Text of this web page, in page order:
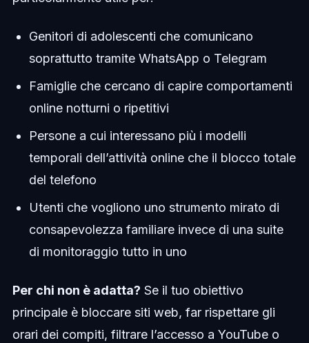
Genitori di adolescenti che comunicano
soprattutto tramite WhatsApp o Telegram
Famiglie che cercano di capire comportamenti
online notturni o ripetitivi
Persone a cui interessano più i modelli
temporali dell’attività online che il blocco totale
del telefono
Utenti che vogliono uno strumento mirato di
consapevolezza familiare invece di una suite
di monitoraggio tutto in uno
Per chi non è adatta? Se il tuo obiettivo
principale è bloccare siti web, far rispettare gli
orari dei compiti, filtrare l’accesso a YouTube o